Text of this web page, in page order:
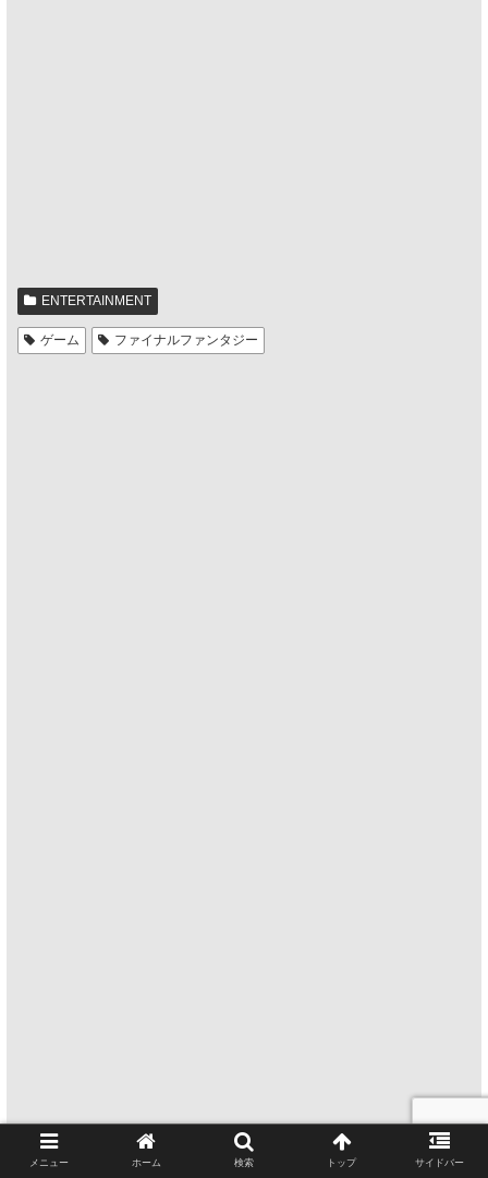
ENTERTAINMENT
ゲーム ファイナルファンタジー
メニュー ホーム 検索 トップ サイドバー